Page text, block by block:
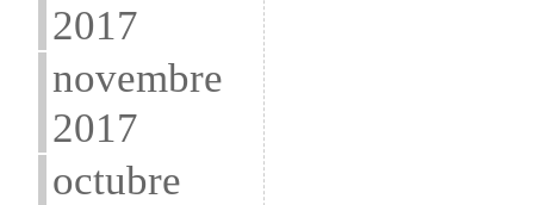
2017
novembre
2017
octubre